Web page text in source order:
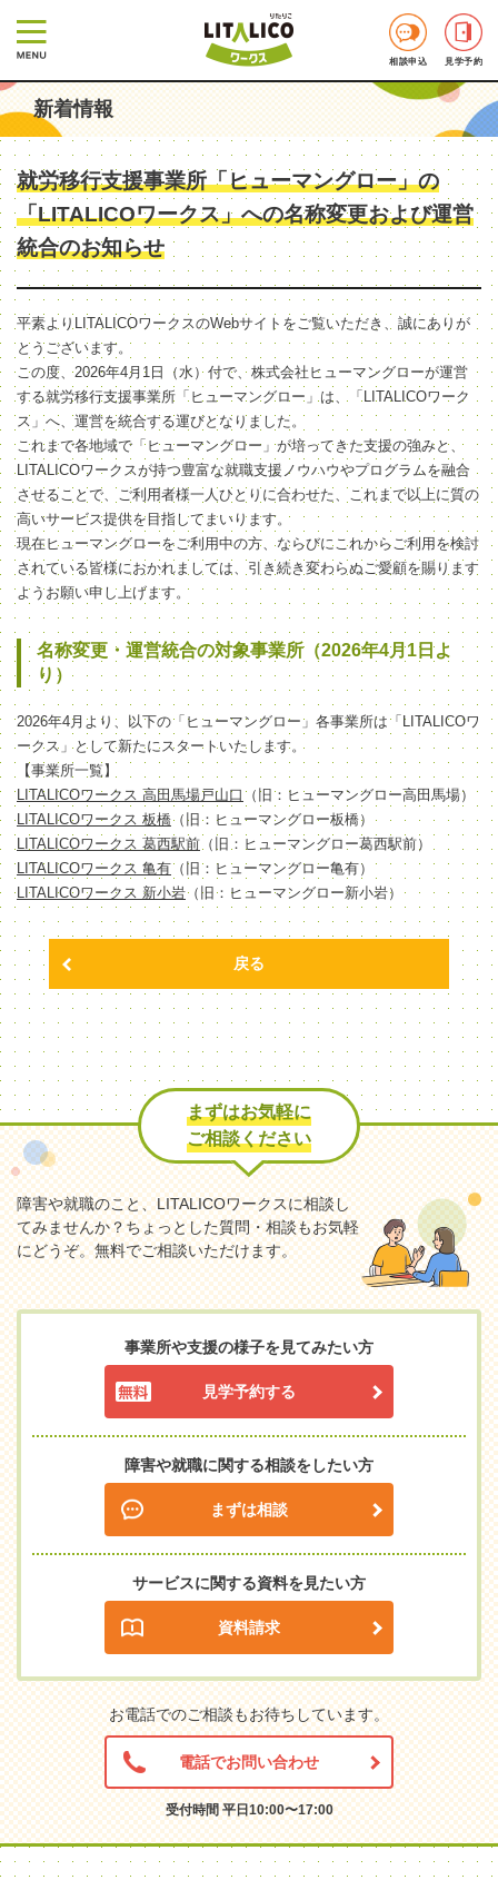
相談申込 見学予約
新着情報
就労移行支援事業所「ヒューマングロー」の
「LITALICOワークス」への名称変更および運営
統合のお知らせ
平素よりLITALICOワークスのWebサイトをご覧いただき、誠にありが
とうございます。
この度、2026年4月1日（水）付で、株式会社ヒューマングローが運営
する就労移行支援事業所「ヒューマングロー」は、「LITALICOワーク
ス」へ、運営を統合する運びとなりました。
これまで各地域で「ヒューマングロー」が培ってきた支援の強みと、
LITALICOワークスが持つ豊富な就職支援ノウハウやプログラムを融合
させることで、ご利用者様一人ひとりに合わせた、これまで以上に質の
高いサービス提供を目指してまいります。
現在ヒューマングローをご利用中の方、ならびにこれからご利用を検討
されている皆様におかれましては、引き続き変わらぬご愛顧を賜ります
ようお願い申し上げます。
名称変更・運営統合の対象事業所（2026年4月1日よ
り）
2026年4月より、以下の「ヒューマングロー」各事業所は「LITALICOワ
ークス」として新たにスタートいたします。
【事業所一覧】
LITALICOワークス 高田馬場戸山口 （旧：ヒューマングロー高田馬場）
LITALICOワークス 板橋（旧：ヒューマングロー板橋）
LITALICOワークス 葛西駅前 （旧：ヒューマングロー葛西駅前）
LITALICOワークス 亀有（旧：ヒューマングロー亀有）
LITALICOワークス 新小岩（旧：ヒューマングロー新小岩）
戻る
まずはお気軽に
ご相談ください
障害や就職のこと、LITALICOワークスに相談し
てみませんか？ちょっとした質問・相談もお気軽
にどうぞ。無料でご相談いただけます。
事業所や支援の様子を見てみたい方
見学予約する
障害や就職に関する相談をしたい方
まずは相談
サービスに関する資料を見たい方
資料請求
お電話でのご相談もお待ちしています。
電話でお問い合わせ
受付時間 平日10:00〜17:00